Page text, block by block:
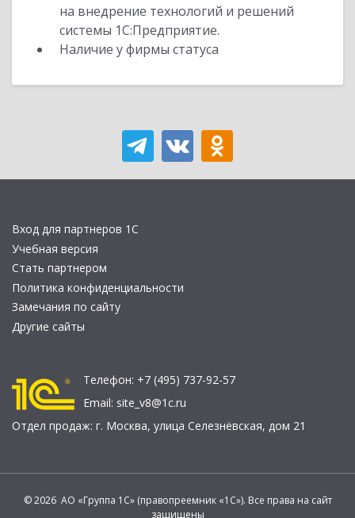
на внедрение технологий и решений
системы 1С:Предприятие.
Наличие у фирмы статуса
Вход для партнеров 1С
Учебная версия
Стать партнером
Политика конфиденциальности
Замечания по сайту
Другие сайты
Телефон: +7 (495) 737-92-57
Email: site_v8@1c.ru
Отдел продаж: г. Москва, улица Селезнёвская, дом 21
© 2026 АО «Группа 1С» (правопреемник «1С»). Все права на сайт
защищены